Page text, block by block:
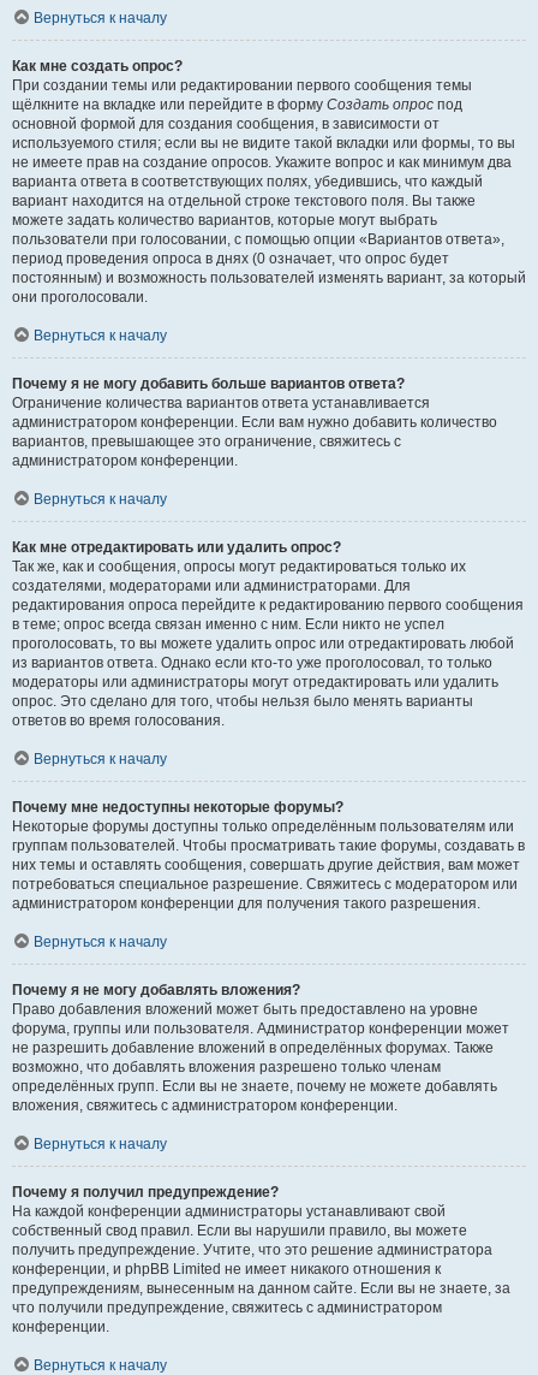
Вернуться к началу
Как мне создать опрос?
При создании темы или редактировании первого сообщения темы
щёлкните на вкладке или перейдите в форму Создать опрос под
основной формой для создания сообщения, в зависимости от
используемого стиля; если вы не видите такой вкладки или формы, то вы
не имеете прав на создание опросов. Укажите вопрос и как минимум два
варианта ответа в соответствующих полях, убедившись, что каждый
вариант находится на отдельной строке текстового поля. Вы также
можете задать количество вариантов, которые могут выбрать
пользователи при голосовании, с помощью опции «Вариантов ответа»,
период проведения опроса в днях (0 означает, что опрос будет
постоянным) и возможность пользователей изменять вариант, за который
они проголосовали.
Вернуться к началу
Почему я не могу добавить больше вариантов ответа?
Ограничение количества вариантов ответа устанавливается
администратором конференции. Если вам нужно добавить количество
вариантов, превышающее это ограничение, свяжитесь с
администратором конференции.
Вернуться к началу
Как мне отредактировать или удалить опрос?
Так же, как и сообщения, опросы могут редактироваться только их
создателями, модераторами или администраторами. Для
редактирования опроса перейдите к редактированию первого сообщения
в теме; опрос всегда связан именно с ним. Если никто не успел
проголосовать, то вы можете удалить опрос или отредактировать любой
из вариантов ответа. Однако если кто-то уже проголосовал, то только
модераторы или администраторы могут отредактировать или удалить
опрос. Это сделано для того, чтобы нельзя было менять варианты
ответов во время голосования.
Вернуться к началу
Почему мне недоступны некоторые форумы?
Некоторые форумы доступны только определённым пользователям или
группам пользователей. Чтобы просматривать такие форумы, создавать в
них темы и оставлять сообщения, совершать другие действия, вам может
потребоваться специальное разрешение. Свяжитесь с модератором или
администратором конференции для получения такого разрешения.
Вернуться к началу
Почему я не могу добавлять вложения?
Право добавления вложений может быть предоставлено на уровне
форума, группы или пользователя. Администратор конференции может
не разрешить добавление вложений в определённых форумах. Также
возможно, что добавлять вложения разрешено только членам
определённых групп. Если вы не знаете, почему не можете добавлять
вложения, свяжитесь с администратором конференции.
Вернуться к началу
Почему я получил предупреждение?
На каждой конференции администраторы устанавливают свой
собственный свод правил. Если вы нарушили правило, вы можете
получить предупреждение. Учтите, что это решение администратора
конференции, и phpBB Limited не имеет никакого отношения к
предупреждениям, вынесенным на данном сайте. Если вы не знаете, за
что получили предупреждение, свяжитесь с администратором
конференции.
Вернуться к началу